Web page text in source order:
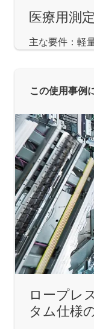
医療用測
主な要件：軽
ロープレ
タム仕様
この使用事例